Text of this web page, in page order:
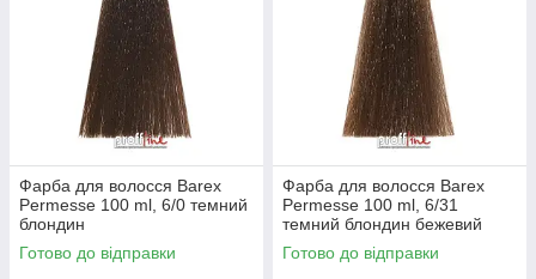
Фарба для волосся Barex
Permesse 100 ml, 6/0 темний
блондин
Готово до відправки
Фарба для волосся Barex
Permesse 100 ml, 6/31
темний блондин бежевий
Готово до відправки